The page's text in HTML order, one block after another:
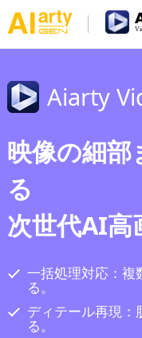
Aiarty
映像の細部
る
次世代AI高
一括処理対応：複
る。
ディテール再現：
る。